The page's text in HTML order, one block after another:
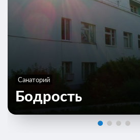
Санаторий
Бодрость